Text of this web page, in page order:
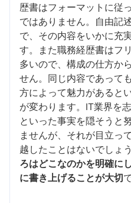
歴書はフォーマットに従
ではありません。自由記
で、その内容をいかに充
す。また職務経歴書はフ
多いので、構成の仕方か
せん。同じ内容であって
方によって魅力があると
が変わります。IT業界を
といった事実を隠そうと
ませんが、それが目立っ
越したことはないでしょう
ろはどこなのかを明確に
に書き上げることが大切